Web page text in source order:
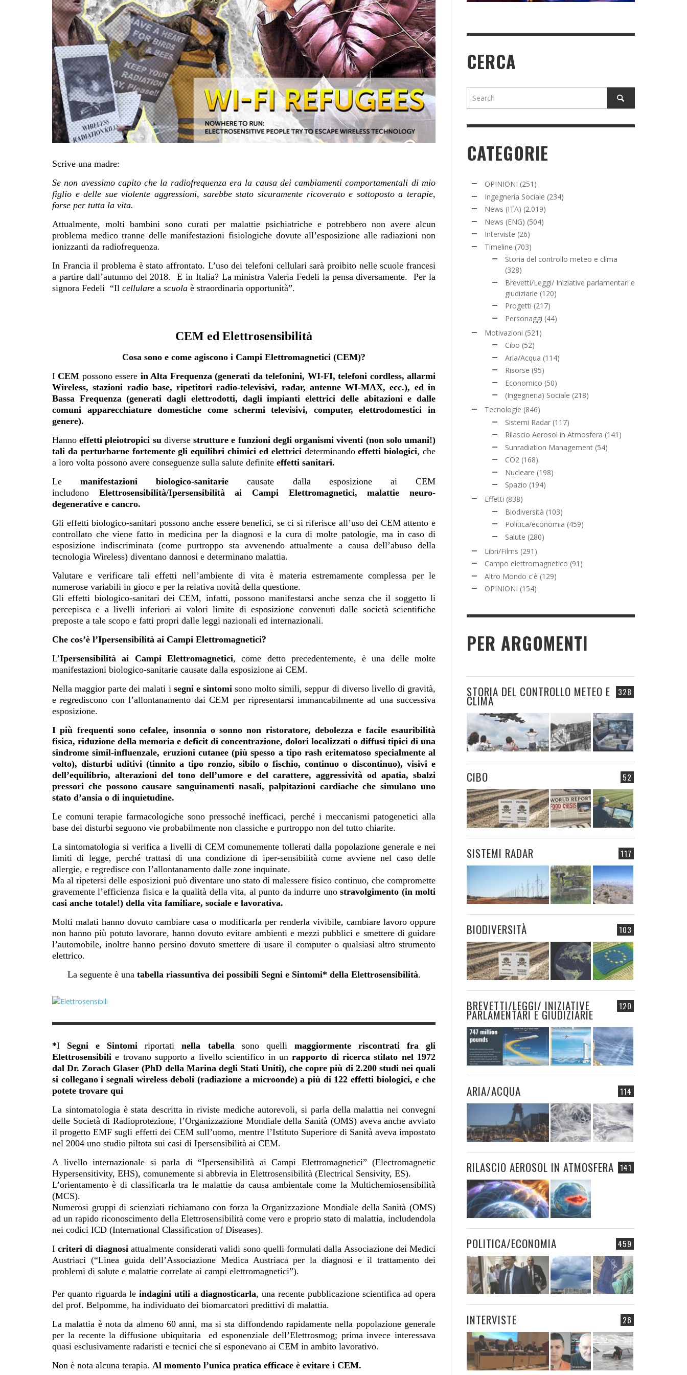
Scrive una madre:
Se non avessimo capito che la radiofrequenza era la causa dei cambiamenti comportamentali di mio
figlio e delle sue violente aggressioni, sarebbe stato sicuramente ricoverato e sottoposto a terapie,
forse per tutta la vita.
Attualmente, molti bambini sono curati per malattie psichiatriche e potrebbero non avere alcun
problema medico tranne delle manifestazioni fisiologiche dovute all’esposizione alle radiazioni non
ionizzanti da radiofrequenza.
In Francia il problema è stato affrontato. L’uso dei telefoni cellulari sarà proibito nelle scuole francesi
a partire dall’autunno del 2018. E in Italia? La ministra Valeria Fedeli la pensa diversamente. Per la
signora Fedeli “Il cellulare a scuola è straordinaria opportunità”.
CEM ed Elettrosensibilità
Cosa sono e come agiscono i Campi Elettromagnetici (CEM)?
ICEM possono essere in Alta Frequenza (generati da telefonini, WI-FI, telefoni cordless, allarmi
Wireless, stazioni radio base, ripetitori radio-televisivi, radar, antenne WI-MAX, ecc.), ed in
Bassa Frequenza (generati dagli elettrodotti, dagli impianti elettrici delle abitazioni e dalle
comuni apparecchiature domestiche come schermi televisivi, computer, elettrodomestici in
genere).
Hannoeffetti pleiotropici su diversestrutture e funzioni degli organismi viventi (non solo umani!)
tali da perturbarne fortemente gli equilibri chimici ed elettrici determinandoeffetti biologici, che
a loro volta possono avere conseguenze sulla salute definite effetti sanitari.
Lemanifestazioni biologico-sanitarie causate dalla esposizione ai CEM
includono Elettrosensibilità/Ipersensibilità ai Campi Elettromagnetici, malattie neuro-
degenerative e cancro.
Gli effetti biologico-sanitari possono anche essere benefici, se ci si riferisce all’uso dei CEM attento e
controllato che viene fatto in medicina per la diagnosi e la cura di molte patologie, ma in caso di
esposizione indiscriminata (come purtroppo sta avvenendo attualmente a causa dell’abuso della
tecnologia Wireless) diventano dannosi e determinano malattia.
Valutare e verificare tali effetti nell’ambiente di vita è materia estremamente complessa per le
numerose variabili in gioco e per la relativa novità della questione.
Gli effetti biologico-sanitari dei CEM, infatti, possono manifestarsi anche senza che il soggetto li
percepisca e a livelli inferiori ai valori limite di esposizione convenuti dalle società scientifiche
preposte a tale scopo e fatti propri dalle leggi nazionali ed internazionali.
Che cos’è l’Ipersensibilità ai Campi Elettromagnetici?
L’Ipersensibilità ai Campi Elettromagnetici, come detto precedentemente,
è una delle molte
manifestazioni biologico-sanitarie causate dalla esposizione ai CEM.
Nella maggior parte dei malati i segni e sintomi sono molto simili, seppur di diverso livello di gravità,
e regrediscono con l’allontanamento dai CEM per ripresentarsi immancabilmente ad una successiva
esposizione.
I più frequenti sono cefalee, insonnia o sonno non ristoratore, debolezza e facile esauribilità
fisica, riduzione della memoria e deficit di concentrazione, dolori localizzati o diffusi tipici di una
sindrome simil-influenzale, eruzioni cutanee (più spesso a tipo rash eritematoso specialmente al
volto), disturbi uditivi (tinnito a tipo ronzio, sibilo o fischio, continuo o discontinuo), visivi e
dell’equilibrio, alterazioni del tono dell’umore e del carattere, aggressività od apatia, sbalzi
pressori che possono causare sanguinamenti nasali, palpitazioni cardiache che simulano uno
stato d’ansia o di inquietudine.
Le comuni terapie farmacologiche sono pressoché inefficaci, perché i meccanismi patogenetici alla
base dei disturbi seguono vie probabilmente non classiche e purtroppo non del tutto chiarite.
La sintomatologia si verifica a livelli di CEM comunemente tollerati dalla popolazione generale e nei
limiti di legge, perché trattasi di una condizione di iper-sensibilità come avviene nel caso delle
allergie, e regredisce con I’allontanamento dalle zone inquinate.
Ma al ripetersi delle esposizioni può diventare uno stato di malessere fisico continuo, che compromette
gravemente l’efficienza fisica e la qualità della vita, al punto da indurre unostravolgimento (in molti
casi anche totale!) della vita familiare, sociale e lavorativa.
Molti malati hanno dovuto cambiare casa o modificarla per renderla vivibile, cambiare lavoro oppure
non hanno più potuto lavorare, hanno dovuto evitare ambienti e mezzi pubblici e smettere di guidare
l’automobile, inoltre hanno persino dovuto smettere di usare il computer o qualsiasi altro strumento
elettrico.
La seguente è una tabella riassuntiva dei possibili Segni e Sintomi* della Elettrosensibilità.
*I Segni e Sintomiriportati nella tabella sono quelli
maggiormente riscontrati fra gli
Elettrosensibili e trovano supporto a livello scientifico in unrapporto di ricerca stilato nel 1972
dal Dr. Zorach Glaser (PhD della Marina degli Stati Uniti), che copre più di 2.200 studi nei quali
si collegano i segnali wireless deboli (radiazione a microonde) a più di 122 effetti biologici, e che
potete trovare qui
La sintomatologia è stata descritta in riviste mediche autorevoli, si parla della malattia nei convegni
delle Società di Radioprotezione, l’Organizzazione Mondiale della Sanità (OMS) aveva anche avviato
il progetto EMF sugli effetti dei CEM sull’uomo, mentre l’Istituto Superiore di Sanità aveva impostato
nel 2004 uno studio piltota sui casi di Ipersensibilità ai CEM.
A livello internazionale si parla di “Ipersensibilità ai Campi Elettromagnetici” (Electromagnetic
Hypersensitivity, EHS), comunemente si abbrevia in Elettrosensibilità (Electrical Sensivity, ES).
L’orientamento è di classificarla tra le malattie da causa ambientale come la Multichemiosensibilità
(MCS).
Numerosi gruppi di scienziati richiamano con forza la Organizzazione Mondiale della Sanità (OMS)
ad un rapido riconoscimento della Elettrosensibilità come vero e proprio stato di malattia, includendola
nei codici ICD (International Classification of Diseases).
I criteri di diagnosi attualmente considerati validi sono quelli formulati dalla Associazione dei Medici
Austriaci (“Linea guida dell’Associazione Medica Austriaca per la diagnosi e il trattamento dei
problemi di salute e malattie correlate ai campi elettromagnetici”).
Per quanto riguarda le indagini utili a diagnosticarla, una recente pubblicazione scientifica ad opera
del prof. Belpomme, ha individuato dei biomarcatori predittivi di malattia.
La malattia è nota da almeno 60 anni, ma si sta diffondendo rapidamente nella popolazione generale
per la recente la diffusione ubiquitaria ed esponenziale dell’Elettrosmog; prima invece interessava
quasi esclusivamente radaristi e tecnici che si esponevano ai CEM in ambito lavorativo.
Non è nota alcuna terapia. Al momento l’unica pratica efficace è evitare i CEM.
CERCA
CATEGORIE
OPINIONI (251)
Ingegneria Sociale (234)
News (ITA) (2.019)
News (ENG) (504)
Interviste (26)
Timeline (703)
Storia del controllo meteo e clima
(328)
Brevetti/Leggi/ Iniziative parlamentari e
giudiziarie (120)
Progetti (217)
Personaggi (44)
Motivazioni (521)
Cibo (52)
Aria/Acqua (114)
Risorse (95)
Economico (50)
(Ingegneria) Sociale (218)
Tecnologie (846)
Sistemi Radar (117)
Rilascio Aerosol in Atmosfera (141)
Sunradiation Management (54)
CO2 (168)
Nucleare (198)
Spazio (194)
Effetti (838)
Biodiversità (103)
Politica/economia (459)
Salute (280)
Libri/Films (291)
Campo elettromagnetico (91)
Altro Mondo c'è (129)
OPINIONI (154)
PER ARGOMENTI
328
STORIA DEL CONTROLLO METEO E
CLIMA
52
CIBO
117
SISTEMI RADAR
103
BIODIVERSITÀ
120
BREVETTI/LEGGI/ INIZIATIVE
PARLAMENTARI E GIUDIZIARIE
114
ARIA/ACQUA
141
RILASCIO AEROSOL IN ATMOSFERA
459
POLITICA/ECONOMIA
26
INTERVISTE